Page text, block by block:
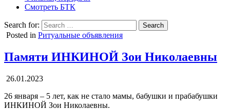
Смотреть БТК
Search for:
Posted in Ритуальные объявления
Памяти ИНКИНОЙ Зои Николаевны
26.01.2023
26 января – 5 лет, как не стало мамы, бабушки и прабабушки
ИНКИНОЙ Зои Николаевны.